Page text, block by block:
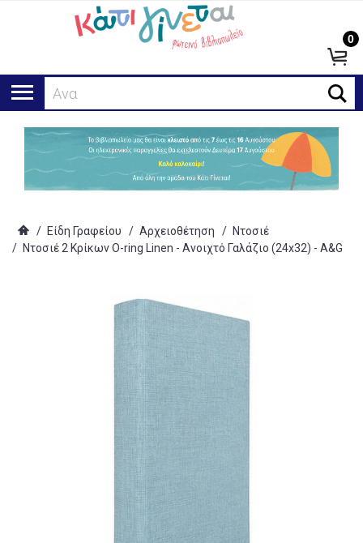
Αναζήτ
0
/ Είδη Γραφείου / Αρχειοθέτηση / Ντοσιέ
/ Ντοσιέ 2 Κρίκων O-ring Linen - Ανοιχτό Γαλάζιο (24x32) - A&G